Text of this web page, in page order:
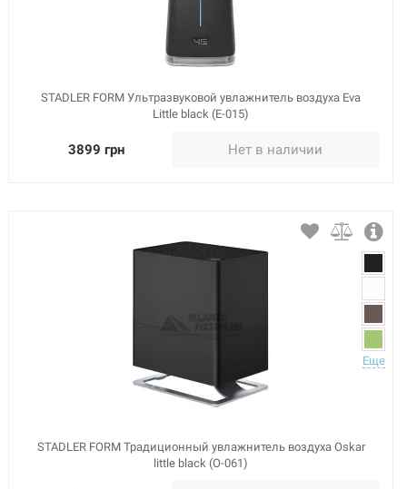
STADLER FORM Ультразвуковой увлажнитель воздуха Eva
Little black (E-015)
3899 грн Нет в наличии
Еще
STADLER FORM Традиционный увлажнитель воздуха Oskar
little black (O-061)